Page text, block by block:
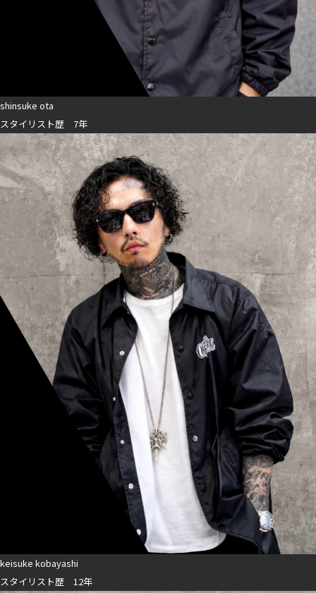
shinsuke ota
スタイリスト歴 7年
keisuke kobayashi
スタイリスト歴 12年